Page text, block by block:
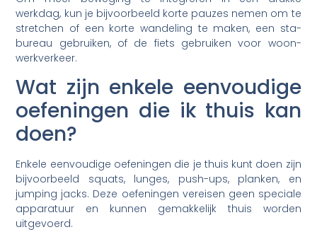
werkdag, kun je bijvoorbeeld korte pauzes nemen om te
stretchen of een korte wandeling te maken, een sta-
bureau gebruiken, of de fiets gebruiken voor woon-
werkverkeer.
Wat zijn enkele eenvoudige
oefeningen die ik thuis kan
doen?
Enkele eenvoudige oefeningen die je thuis kunt doen zijn
bijvoorbeeld squats, lunges, push-ups, planken, en
jumping jacks. Deze oefeningen vereisen geen speciale
apparatuur en kunnen gemakkelijk thuis worden
uitgevoerd.